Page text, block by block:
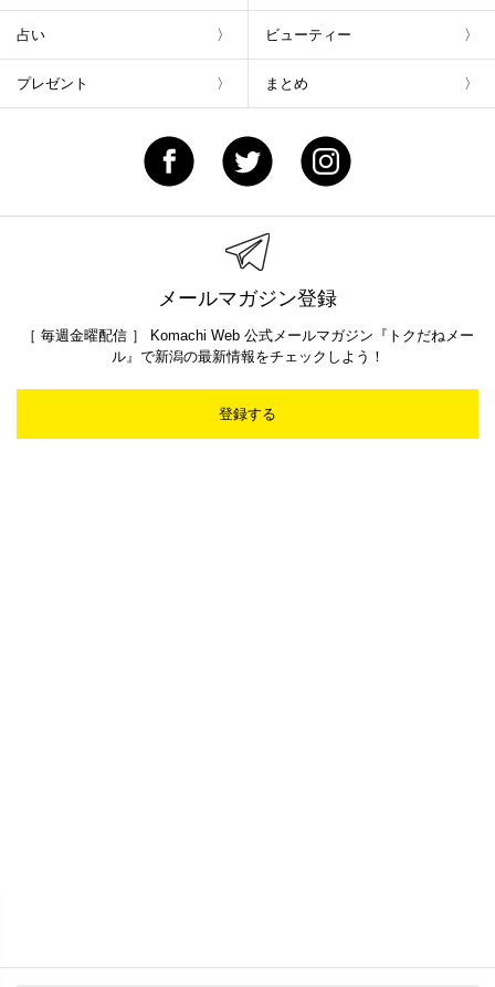
占い ビューティー
プレゼント まとめ
メールマガジン登録
［ 毎週金曜配信 ］ Komachi Web 公式メールマガジン『トクだねメー
ル』で新潟の最新情報をチェックしよう！
登録する